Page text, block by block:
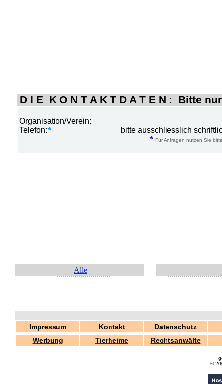
D I E K O N T A K T D A T E N : Bitte
Organisation/Verein:
Telefon:*
bitte ausschliesslich
* Für Anfragen nutzen Sie
Alle
Impressum Kontakt
Datenschutz
Werbung
Tierheime Rechtsanwälte
©